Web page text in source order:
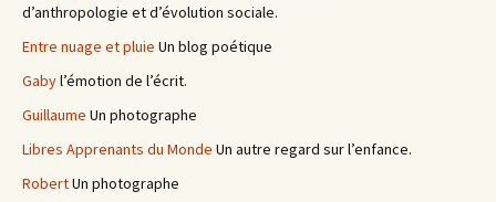
d’anthropologie et d’évolution sociale.
Entre nuage et pluie Un blog poétique
Gabyl’émotion de l’écrit.
Guillaume Un photographe
Libres Apprenants du Monde Un autre regard sur l’enfance.
RobertUn photographe